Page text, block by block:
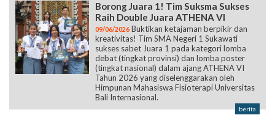
Borong Juara 1! Tim Suksma Sukses
Raih Double Juara ATHENA VI
09/06/2026 Buktikan ketajaman berpikir dan
kreativitas! Tim SMA Negeri 1 Sukawati
sukses sabet Juara 1 pada kategori lomba
debat (tingkat provinsi) dan lomba poster
(tingkat nasional) dalam ajang ATHENA VI
Tahun 2026 yang diselenggarakan oleh
Himpunan Mahasiswa Fisioterapi Universitas
Bali Internasional.
berita